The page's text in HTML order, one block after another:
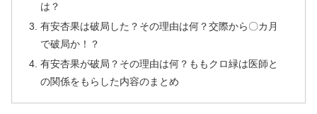
は？
有安杏果は破局した？その理由は何？交際から〇カ月
で破局か！？
有安杏果が破局？その理由は何？ももクロ緑は医師と
の関係をもらした内容のまとめ